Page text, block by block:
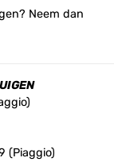
Neem dan
(Piaggio)